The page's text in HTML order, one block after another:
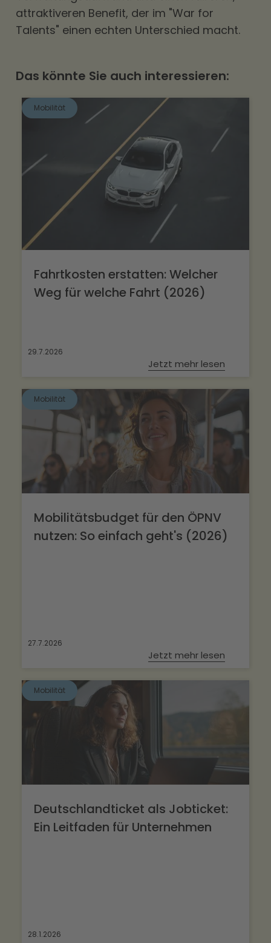
attraktiveren Benefit, der im "War for
Talents" einen echten Unterschied macht.
Das könnte Sie auch interessieren:
Mobilität
Fahrtkosten erstatten: Welcher
Weg für welche Fahrt (2026)
29.7.2026
Jetzt mehr lesen
Mobilität
Mobilitätsbudget für den ÖPNV
nutzen: So einfach geht's (2026)
27.7.2026
Jetzt mehr lesen
Mobilität
Deutschlandticket als Jobticket:
Ein Leitfaden für Unternehmen
28.1.2026